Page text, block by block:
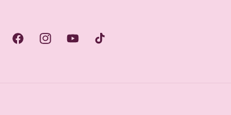
FacebookInstagramYouTubeTikTok